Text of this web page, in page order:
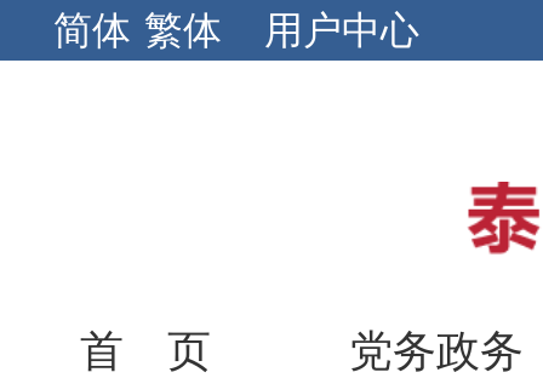
简体 繁体 用户中心
首 页
党务政务